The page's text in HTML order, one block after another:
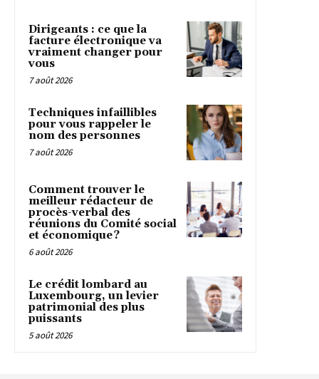
Dirigeants : ce que la
facture électronique va
vraiment changer pour
vous
7 août 2026
Techniques infaillibles
pour vous rappeler le
nom des personnes
7 août 2026
Comment trouver le
meilleur rédacteur de
procès-verbal des
réunions du Comité social
et économique ?
6 août 2026
Le crédit lombard au
Luxembourg, un levier
patrimonial des plus
puissants
5 août 2026